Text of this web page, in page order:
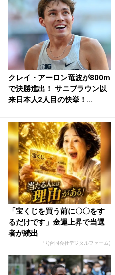
クレイ・アーロン竜波が800m
で決勝進出！ サニブラウン以
来日本人2人目の快挙！...
「宝くじを買う前に〇〇をす
るだけです」金運上昇で当選
者が続出
PR(合同会社デジタルファーム)